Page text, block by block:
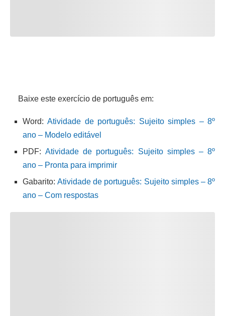
Baixe este exercício de português em:
Word:Atividade de português: Sujeito simples – 8º
ano – Modelo editável
PDF:Atividade de português: Sujeito simples – 8º
ano – Pronta para imprimir
Gabarito:Atividade de português: Sujeito simples – 8º
ano – Com respostas